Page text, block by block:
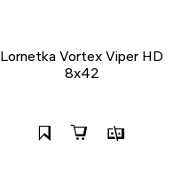
Lornetka Vortex Viper HD
8x42